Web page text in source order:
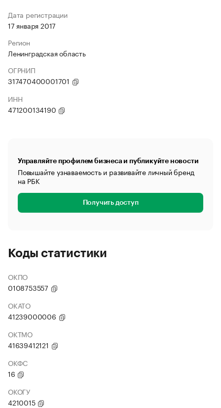
Дата регистрации
17 января 2017
Регион
Ленинградская область
ОГРНИП
317470400001701
ИНН
471200134190
Управляйте профилем бизнеса и публикуйте новости
Повышайте узнаваемость и развивайте личный бренд
на РБК
Получить доступ
Коды статистики
ОКПО
0108753557
ОКАТО
41239000006
ОКТМО
41639412121
ОКФС
16
ОКОГУ
4210015